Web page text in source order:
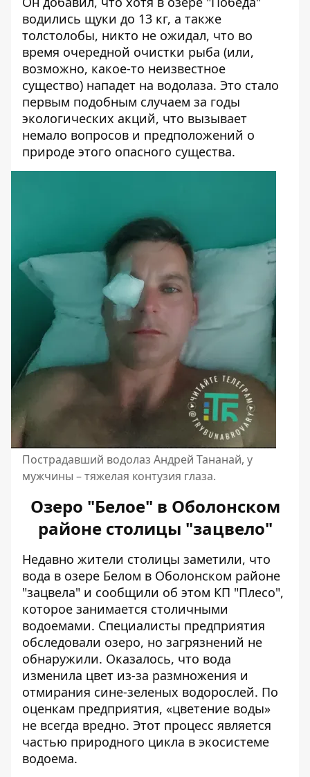
водились щуки до 13 кг, а также
толстолобы, никто не ожидал, что во
время очередной очистки рыба (или,
возможно, какое-то неизвестное
существо) нападет на водолаза. Это стало
первым подобным случаем за годы
экологических акций, что вызывает
немало вопросов и предположений о
природе этого опасного существа.
Пострадавший водолаз Андрей Тананай, у
мужчины – тяжелая контузия глаза.
Озеро "Белое" в Оболонском
районе столицы "зацвело"
Недавно жители столицы заметили, что
вода в озере Белом в Оболонском районе
"зацвела" и сообщили об этом КП "Плесо",
которое занимается столичными
водоемами. Специалисты предприятия
обследовали озеро, но загрязнений не
обнаружили. Оказалось, что вода
изменила цвет из-за размножения и
отмирания сине-зеленых водорослей. По
оценкам предприятия, «цветение воды»
не всегда вредно. Этот процесс является
частью природного цикла в экосистеме
водоема.